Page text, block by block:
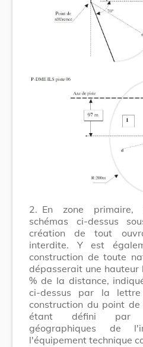
2. En zone primaire,
schémas ci-dessus
création de tout
interdite. Y est
construction de toute
dépasserait une hauteur
% de la distance,
ci-dessus par la
construction du point de
étant défini par
géographiques de
l'équipement technique